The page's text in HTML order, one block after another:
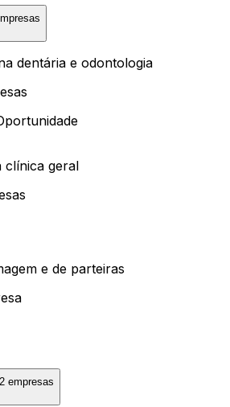
dentária e odontologia
clínica geral
e de parteiras
2 empresas